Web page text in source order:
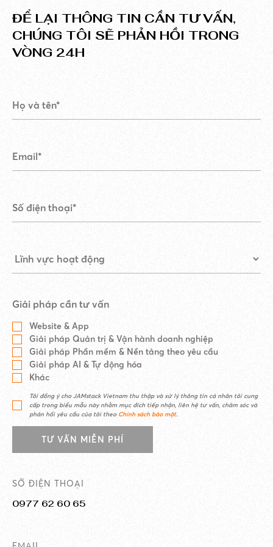
ĐỂ LẠI THÔNG TIN CẦN TƯ VẤN,
CHÚNG TÔI SẼ PHẢN HỒI TRONG
VÒNG 24H
Giải pháp cần tư vấn
Website & App
Giải pháp Quản trị & Vận hành doanh nghiệp
Giải pháp Phần mềm & Nền tảng theo yêu cầu
Giải pháp AI & Tự động hóa
Khác
Tôi đồng ý cho JAMstack Vietnam thu thập và xử lý thông tin cá nhân tôi cung
cấp trong biểu mẫu này nhằm mục đích tiếp nhận, liên hệ tư vấn, chăm sóc và
phản hồi yêu cầu của tôi theo Chính sách bảo mật.
TƯ VẤN MIỄN PHÍ
SỐ ĐIỆN THOẠI
0977 62 60 65